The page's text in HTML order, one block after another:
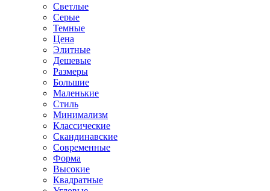
Светлые
Серые
Темные
Цена
Элитные
Дешевые
Размеры
Большие
Маленькие
Стиль
Минимализм
Классические
Скандинавские
Современные
Форма
Высокие
Квадратные